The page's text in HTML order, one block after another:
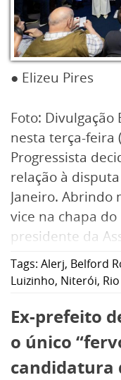
● Elizeu Pires
Foto: Divulgação
nesta terça-feira
Progressista
relação à
Janeiro. Abrindo
vice na chapa
presidente da
Ruas, e de
Tags: Alerj, Belford
Luizinho, Niterói,
Ex-prefeito
o único
candidatura